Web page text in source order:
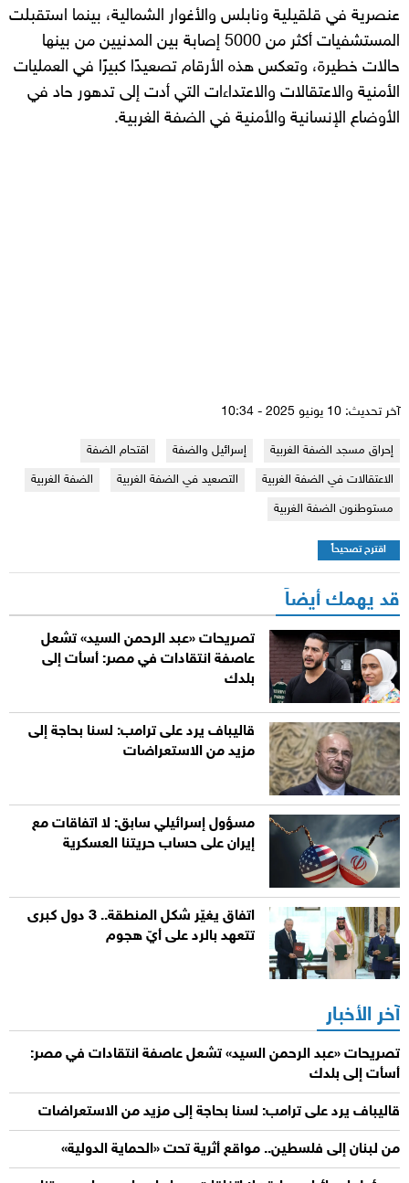
عنصرية في قلقيلية ونابلس والأغوار الشمالية، بينما استقبلت
المستشفيات أكثر من 5000 إصابة بين المدنيين من بينها
حالات خطيرة، وتعكس هذه الأرقام تصعيدًا كبيرًا في العمليات
الأمنية والاعتقالات والاعتداءات التي أدت إلى تدهور حاد في
الأوضاع الإنسانية والأمنية في الضفة الغربية.
آخر تحديث: 10 يونيو 2025 - 10:34
إحراق مسجد الضفة الغربية إسرائيل والضفة
اقتحام الضفة
الاعتقالات في الضفة الغربية
التصعيد في الضفة الغربية
الضفة الغربية
مستوطنون الضفة الغربية
اقترح تصحيحاً
قد يهمك أيضاً
تصريحات «عبد الرحمن السيد» تشعل
عاصفة انتقادات في مصر: أسأت إلى
بلدك
قاليباف يرد على ترامب: لسنا بحاجة إلى
مزيد من الاستعراضات
مسؤول إسرائيلي سابق: لا اتفاقات مع
إيران على حساب حريتنا العسكرية
اتفاق يغيّر شكل المنطقة.. 3 دول كبرى
تتعهد بالرد على أيّ هجوم
آخر الأخبار
تصريحات «عبد الرحمن السيد» تشعل عاصفة انتقادات في مصر:
أسأت إلى بلدك
قاليباف يرد على ترامب: لسنا بحاجة إلى مزيد من الاستعراضات
من لبنان إلى فلسطين.. مواقع أثرية تحت «الحماية الدولية»